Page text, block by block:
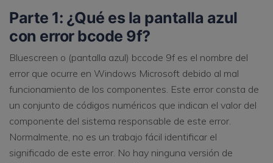
Parte 1: ¿Qué es la pantalla azul
con error bcode 9f?
Bluescreen o (pantalla azul) bccode 9f es el nombre del
error que ocurre en Windows Microsoft debido al mal
funcionamiento de los componentes. Este error consta de
un conjunto de códigos numéricos que indican el valor del
componente del sistema responsable de este error.
Normalmente, no es un trabajo fácil identificar el
significado de este error. No hay ninguna versión de